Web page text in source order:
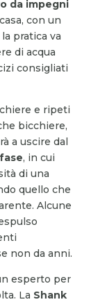
da impegni
con un
pratica va
di acqua
consigliati
e ripeti
bicchiere,
a uscire dal
, in cui
di una
quello che
Alcune
non da anni.
esperto per
La Shank